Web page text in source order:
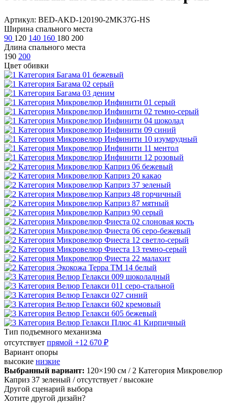
Артикул: BED-AKD-120190-2MK37G-HS
Ширина спального места
90 120 140 160 180 200
Длина спального места
190 200
Цвет обивки
Тип подъемного механизма
отсутствует прямой +12 670 ₽
Вариант опоры
высокие низкие
Выбранный вариант: 120×190 см / 2 Категория Микровелюр
Каприз 37 зеленый / отсутствует / высокие
Другой сценарий выбора
Хотите другой дизайн?